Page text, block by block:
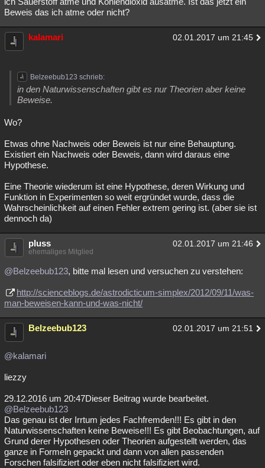
Beweis das ich atme oder nicht?
kalamari 02.01.2017 um 21:45
Belzeebub123 schrieb:
in den Naturwissenschaften gibt es nur Theorien aber keine
Beweise.
Wo?
Etwas ohne Nachweis oder Beweis ist nur eine Behauptung.
Existiert ein Nachweis oder Beweis, dann wird daraus eine
Hypothese.
Eine Theorie wiederum ist eine Hypothese, deren Wirkung und
Funktion in Experimenten so weit ergründet wurde, dass die
Wahrscheinlichkeit auf einen Fehler extrem gering ist. (aber sie ist
dennoch da)
pluss 02.01.2017 um 21:46
ehemaliges Mitglied
@Belzeebub123, bitte mal lesen und versuchen zu verstehen:
http://scienceblogs.de/astrodicticum-simplex/2012/09/11/was-
man-beweisen-kann-und-was-nicht/
Belzeebub123 02.01.2017 um 21:51
@kalamari
liezzy
29.12.2016 um 20:47Dieser Beitrag wurde bearbeitet.
@Belzeebub123
Das genau ist der Irrtum jedes Fachfremden!!! Es gibt in den
Naturwissenschaften keine Beweise!!! Es gibt Beobachtungen, auf
Grund derer Hypothesen oder Theorien aufgestellt werden, das
ganze in Formeln gepackt und dann von allen passenden
Forschen falsifiziert oder eben nicht falsifiziert wird.